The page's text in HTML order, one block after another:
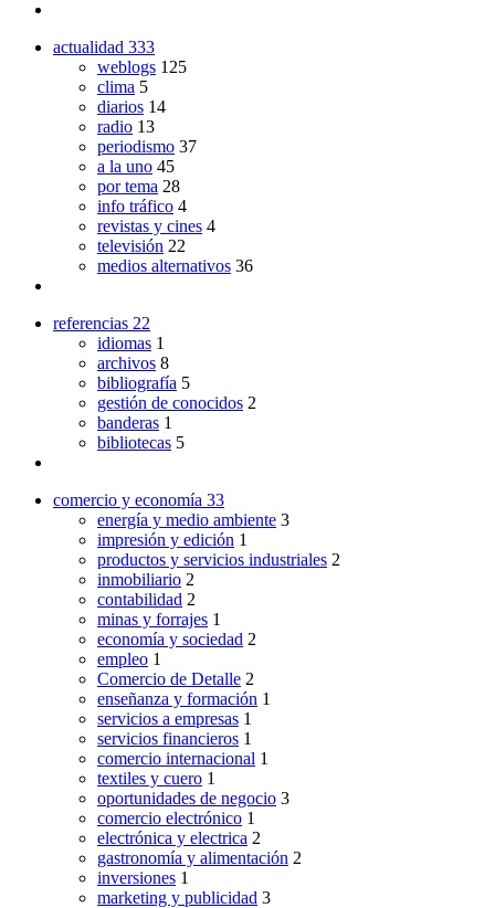
actualidad 333
weblogs 125
clima 5
diarios 14
radio 13
periodismo 37
a la uno 45
por tema 28
info tráfico 4
revistas y cines 4
televisión 22
medios alternativos 36
referencias 22
idiomas 1
archivos 8
bibliografía 5
gestión de conocidos 2
banderas 1
bibliotecas 5
comercio y economía 33
energía y medio ambiente 3
impresión y edición 1
productos y servicios industriales 2
inmobiliario 2
contabilidad 2
minas y forrajes 1
economía y sociedad 2
empleo 1
Comercio de Detalle 2
enseñanza y formación 1
servicios a empresas 1
servicios financieros 1
comercio internacional 1
textiles y cuero 1
oportunidades de negocio 3
comercio electrónico 1
electrónica y electrica 2
gastronomía y alimentación 2
inversiones 1
marketing y publicidad 3